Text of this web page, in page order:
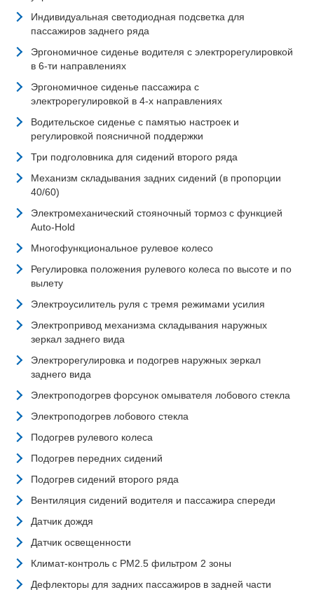
Индивидуальная светодиодная подсветка для
пассажиров заднего ряда
Эргономичное сиденье водителя с электрорегулировкой
в 6-ти направлениях
Эргономичное сиденье пассажира с
электрорегулировкой в 4-х направлениях
Водительское сиденье с памятью настроек и
регулировкой поясничной поддержки
Три подголовника для сидений второго ряда
Механизм складывания задних сидений (в пропорции
40/60)
Электромеханический стояночный тормоз с функцией
Auto-Hold
Многофункциональное рулевое колесо
Регулировка положения рулевого колеса по высоте и по
вылету
Электроусилитель руля с тремя режимами усилия
Электропривод механизма складывания наружных
зеркал заднего вида
Электрорегулировка и подогрев наружных зеркал
заднего вида
Электроподогрев форсунок омывателя лобового стекла
Электроподогрев лобового стекла
Подогрев рулевого колеса
Подогрев передних сидений
Подогрев сидений второго ряда
Вентиляция сидений водителя и пассажира спереди
Датчик дождя
Датчик освещенности
Климат-контроль с PM2.5 фильтром 2 зоны
Дефлекторы для задних пассажиров в задней части